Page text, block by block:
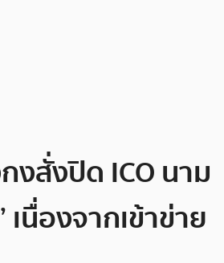
งสั่งปิด ICO นาม
เนื่องจากเข้าข่าย